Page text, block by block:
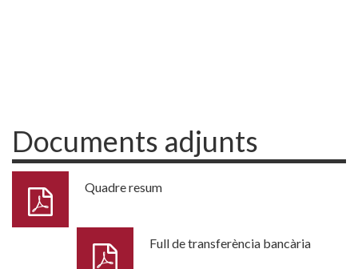
Documents adjunts
Quadre resum
Full de transferència bancària